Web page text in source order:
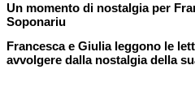
Un momento di nostalgia per
Soponariu
Francesca e Giulia leggono le
avvolgere dalla nostalgia della